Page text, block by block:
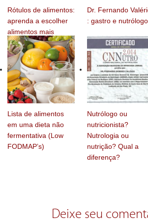
Rótulos de alimentos:
aprenda a escolher
alimentos mais
saudáveis
Dr. Fernando
: gastro e nutrólogo
Lista de alimentos
em uma dieta não
fermentativa (Low
FODMAP’s)
Nutrólogo ou
nutricionista?
Nutrologia ou
nutrição? Qual a
diferença?
Deixe seu